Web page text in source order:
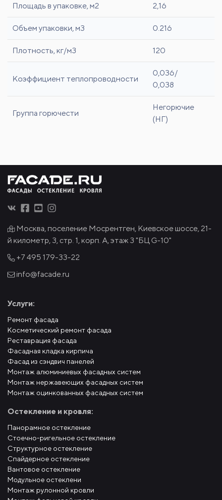
Площадь в упаковке, м2 2,16
Объем упаковки, м3 0.216
Плотность, кг/м3 120
Коэффициент теплопроводности
0,036/
0,038
Группа горючести
Негорючие
(НГ)
Москва, поселение Мосрентген, Киевское шоссе, 21-
й километр, 3, стр. 1, корп. А, этаж 3 "БЦ G-10"
+7 495 179-33-22
info@facade.ru
Услуги:
Ремонт фасада
Косметический ремонт фасада
Реставрация фасада
Фасадная кладка кирпича
Фасад из сэндвич панелей
Монтаж алюминиевых фасадных систем
Монтаж нержавеющих фасадных систем
Монтаж оцинкованных фасадных систем
Остекление и кровля:
Панорамное остекление
Стоечно-ригельное остекление
Структурное остекление
Спайдерное остекление
Вантовое остекление
Модульное остеклени
Монтаж рулонной кровли